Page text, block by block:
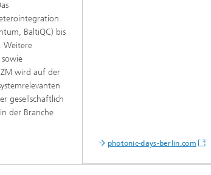
BaltiQC) bis
Weitere
wird auf der
gesellschaftlich
der Branche
photonic-days-berlin.com